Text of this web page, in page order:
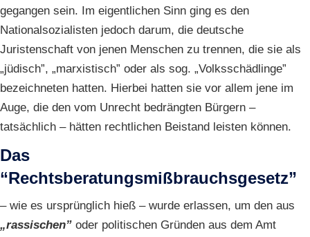
gegangen sein. Im eigentlichen Sinn ging es den
Nationalsozialisten jedoch darum, die deutsche
Juristenschaft von jenen Menschen zu trennen, die sie als
„jüdisch”, „marxistisch” oder als sog. „Volksschädlinge”
bezeichneten hatten. Hierbei hatten sie vor allem jene im
Auge, die den vom Unrecht bedrängten Bürgern –
tatsächlich – hätten rechtlichen Beistand leisten können.
Das
“Rechtsberatungsmißbrauchsgesetz”
– wie es ursprünglich hieß – wurde erlassen, um den aus
„rassischen” oder politischen Gründen aus dem Amt